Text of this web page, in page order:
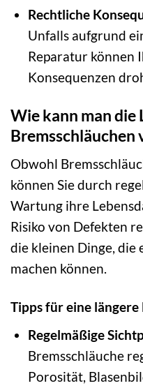
Rechtliche
Unfalls aufgrund
Reparatur können
Konsequenzen
Wie kann man die
Bremsschläuchen
Obwohl
können Sie durch
Wartung ihre
Risiko von Defekten
die kleinen Dinge, die
machen können.
Tipps für eine längere
Regelmäßige
Bremsschläuche
Porosität,